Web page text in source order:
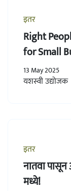
इतर
Right
for Small
13 May 2025
यशस्वी उद्योजक
इतर
नातवा
मध्ये!